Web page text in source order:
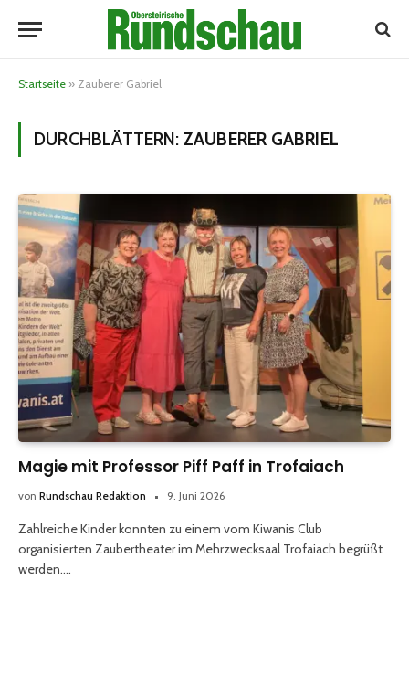
Startseite » Zauberer Gabriel
DURCHBLÄTTERN: ZAUBERER GABRIEL
Magie mit Professor Piff Paff in Trofaiach
von Rundschau Redaktion 9. Juni 2026
Zahlreiche Kinder konnten zu einem vom Kiwanis Club
organisierten Zaubertheater im Mehrzwecksaal Trofaiach begrüßt
werden.…